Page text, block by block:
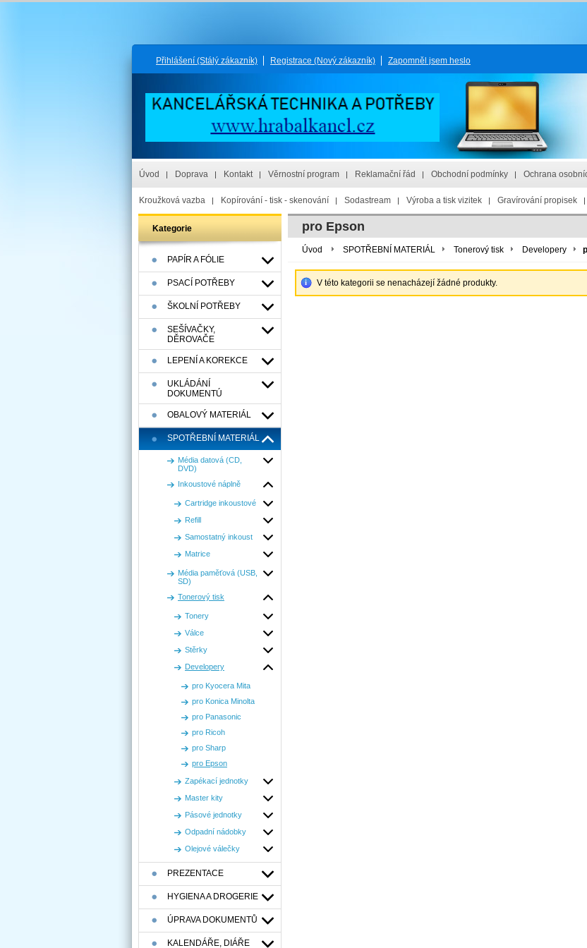
Přihlášení (Stálý zákazník) Registrace (Nový zákazník) Zapomněl jsem heslo
Úvod Doprava Kontakt Věrnostní program Reklamační řád Obchodní podmínky Ochrana
Kroužková vazba Kopírování - tisk - skenování Sodastream Výroba a tisk vizitek Gravírování propisek
Kategorie
PAPÍR A FÓLIE
PSACÍ POTŘEBY
ŠKOLNÍ POTŘEBY
SEŠÍVAČKY,
DĚROVAČE
LEPENÍ A KOREKCE
UKLÁDÁNÍ
DOKUMENTÚ
OBALOVÝ MATERIÁL
SPOTŘEBNÍ MATERIÁL
Média datová (CD,
DVD)
Inkoustové náplně
Cartridge inkoustové
Refill
Samostatný inkoust
Matrice
Média paměťová (USB,
SD)
Tonerový tisk
Tonery
Válce
Stěrky
Developery
pro Kyocera Mita
pro Konica Minolta
pro Panasonic
pro Ricoh
pro Sharp
pro Epson
Zapékací jednotky
Master kity
Pásové jednotky
Odpadní nádobky
Olejové válečky
PREZENTACE
HYGIENA A DROGERIE
ÚPRAVA DOKUMENTŮ
KALENDÁŘE, DIÁŘE
pro Epson
Úvod SPOTŘEBNÍ MATERIÁL Tonerový tisk Developery
V této kategorii se nenacházejí žádné produkty.